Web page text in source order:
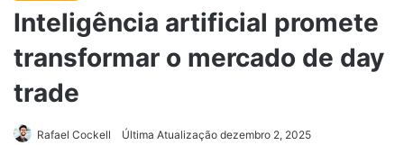
Inteligência artificial promete
transformar o mercado de day
trade
Rafael Cockell Última Atualização dezembro 2, 2025